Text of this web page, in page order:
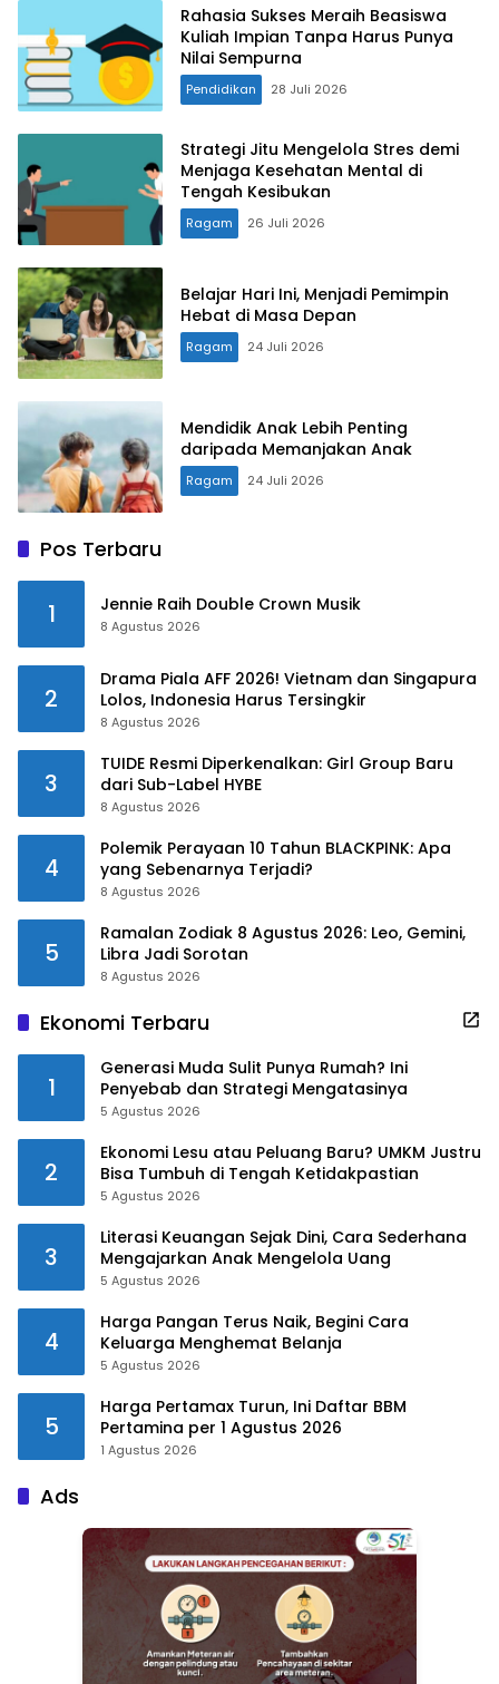
Rahasia Sukses Meraih Beasiswa
Kuliah Impian Tanpa Harus Punya
Nilai Sempurna
Pendidikan 28 Juli 2026
Strategi Jitu Mengelola Stres demi
Menjaga Kesehatan Mental di
Tengah Kesibukan
Ragam 26 Juli 2026
Belajar Hari Ini, Menjadi Pemimpin
Hebat di Masa Depan
Ragam 24 Juli 2026
Mendidik Anak Lebih Penting
daripada Memanjakan Anak
Ragam 24 Juli 2026
Pos Terbaru
1 Jennie Raih Double Crown Musik
8 Agustus 2026
2
Drama Piala AFF 2026! Vietnam dan Singapura
Lolos, Indonesia Harus Tersingkir
8 Agustus 2026
3
TUIDE Resmi Diperkenalkan: Girl Group Baru
dari Sub-Label HYBE
8 Agustus 2026
4
Polemik Perayaan 10 Tahun BLACKPINK: Apa
yang Sebenarnya Terjadi?
8 Agustus 2026
5
Ramalan Zodiak 8 Agustus 2026: Leo, Gemini,
Libra Jadi Sorotan
8 Agustus 2026
Ekonomi Terbaru
1
Generasi Muda Sulit Punya Rumah? Ini
Penyebab dan Strategi Mengatasinya
5 Agustus 2026
2
Ekonomi Lesu atau Peluang Baru? UMKM Justru
Bisa Tumbuh di Tengah Ketidakpastian
5 Agustus 2026
3
Literasi Keuangan Sejak Dini, Cara Sederhana
Mengajarkan Anak Mengelola Uang
5 Agustus 2026
4
Harga Pangan Terus Naik, Begini Cara
Keluarga Menghemat Belanja
5 Agustus 2026
5
Harga Pertamax Turun, Ini Daftar BBM
Pertamina per 1 Agustus 2026
1 Agustus 2026
Ads